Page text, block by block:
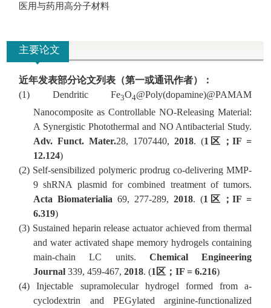
医用与药用高分子材料
主要论文
近年发表部分论文列表（第一或通讯作者）：
(1) Dendritic Fe3O4@Poly(dopamine)@PAMAM
Nanocomposite as Controllable NO-Releasing Material:
A Synergistic Photothermal and NO Antibacterial Study.
Adv. Funct. Mater.28, 1707440, 2018. (1 区；IF =
12.124)
(2) Self-sensibilized polymeric prodrug co-delivering MMP-
9 shRNA plasmid for combined treatment of tumors.
Acta Biomaterialia 69, 277-289,2018.(1 区；IF =
6.319)
(3) Sustained heparin release actuator achieved from thermal
and water activated shape memory hydrogels containing
main-chain LC units. Chemical Engineering
Journal 339, 459-467,2018.(1 区；IF =6.216)
(4) Injectable supramolecular hydrogel formed from a-
cyclodextrin and PEGylated arginine-functionalized